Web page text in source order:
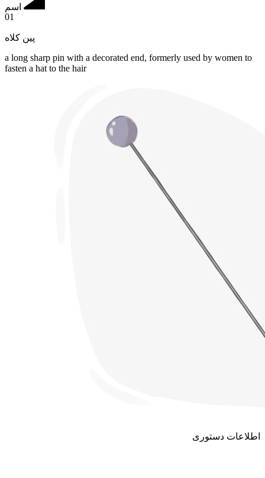
اسم
01
پین کلاه
a long sharp pin with a decorated end, formerly used by women to
fasten a hat to the hair
اطلاعات دستوری